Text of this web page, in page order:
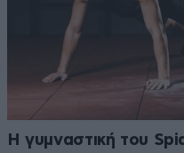
Η γυμναστική του